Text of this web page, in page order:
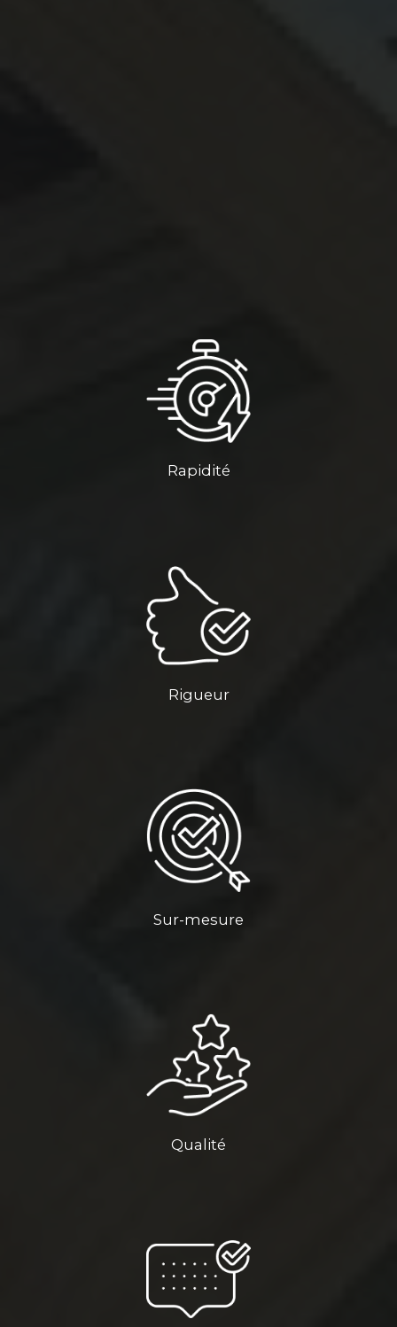
Rapidité
Rigueur
Sur-mesure
Qualité